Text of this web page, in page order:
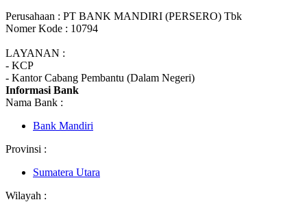
Perusahaan : PT BANK MANDIRI (PERSERO) Tbk
Nomer Kode : 10794
LAYANAN :
- KCP
- Kantor Cabang Pembantu (Dalam Negeri)
Informasi Bank
Nama Bank :
Bank Mandiri
Provinsi :
Sumatera Utara
Wilayah :